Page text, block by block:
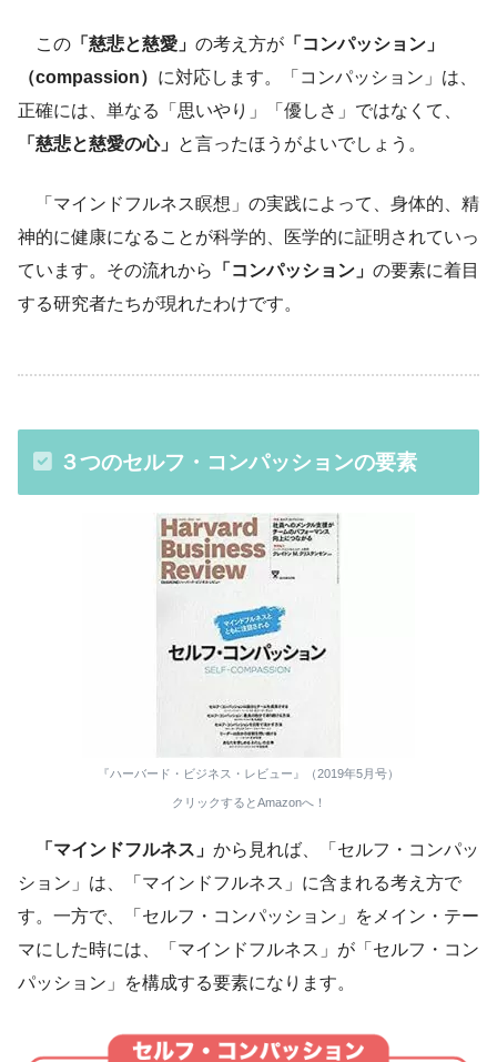
この 「慈悲と慈愛」 の考え方が 「コンパッション」
（compassion） に対応します。「コンパッション」は、
正確には、単なる「思いやり」「優しさ」ではなくて、
「慈悲と慈愛の心」 と言ったほうがよいでしょう。
「マインドフルネス瞑想」の実践によって、身体的、精
神的に健康になることが科学的、医学的に証明されていっ
ています。その流れから
「コンパッション」 の要素に着目
する研究者たちが現れたわけです。
３つのセルフ・コンパッションの要素
『ハーバード・ビジネス・レビュー』（2019年5月号）
クリックするとAmazonへ！
「マインドフルネス」 から見れば、「セルフ・コンパッ
ション」は、「マインドフルネス」に含まれる考え方で
す。一方で、「セルフ・コンパッション」をメイン・テー
マにした時には、「マインドフルネス」が「セルフ・コン
パッション」を構成する要素になります。